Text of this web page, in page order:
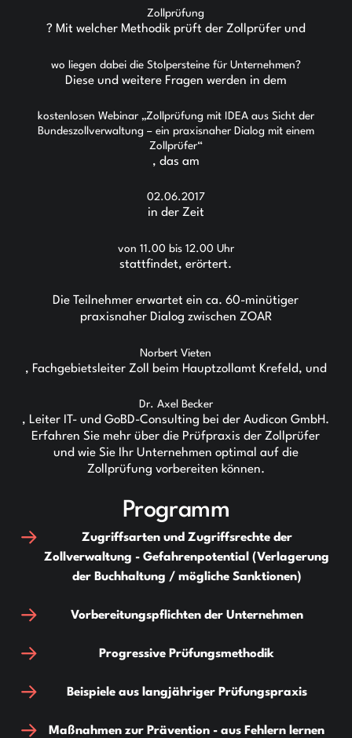
Zollprüfung
? Mit welcher Methodik prüft der Zollprüfer und
wo liegen dabei die Stolpersteine für Unternehmen?
Diese und weitere Fragen werden in dem
kostenlosen Webinar „Zollprüfung mit IDEA aus Sicht der
Bundeszollverwaltung – ein praxisnaher Dialog mit einem
Zollprüfer“
, das am
02.06.2017
in der Zeit
von 11.00 bis 12.00 Uhr
stattfindet, erörtert.
Die Teilnehmer erwartet ein ca. 60-minütiger
praxisnaher Dialog zwischen ZOAR
Norbert Vieten
, Fachgebietsleiter Zoll beim Hauptzollamt Krefeld, und
Dr. Axel Becker
, Leiter IT- und GoBD-Consulting bei der Audicon GmbH.
Erfahren Sie mehr über die Prüfpraxis der Zollprüfer
und wie Sie Ihr Unternehmen optimal auf die
Zollprüfung vorbereiten können.
Programm
Zugriffsarten und Zugriffsrechte der
Zollverwaltung - Gefahrenpotential (Verlagerung
der Buchhaltung / mögliche Sanktionen)
Vorbereitungspflichten der Unternehmen
Progressive Prüfungsmethodik
Beispiele aus langjähriger Prüfungspraxis
Maßnahmen zur Prävention - aus Fehlern lernen